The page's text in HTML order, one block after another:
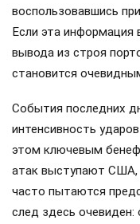
воспользовавшись
Если эта информация
вывода из строя
становится
События последних
интенсивность
этом ключевым
атак выступают США,
часто пытаются
след здесь очевиден: